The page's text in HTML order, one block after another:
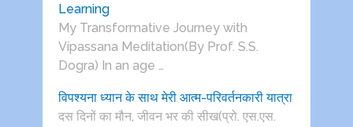
Learning
My Transformative Journey with
Vipassana Meditation(By Prof. S.S.
Dogra) In an age …
विपश्यना ध्यान के साथ मेरी आत्म-परिवर्तनकारी यात्रा
दस दिनों का मौन, जीवन भर की सीख(प्रो. एस.एस.